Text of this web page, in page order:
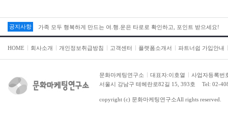
공지사항 가족 모두 행복하게 만드는 여.행.운은 타로로 확인하고, 포인트 받으세요!
HOME 회사소개 개인정보취급방침 고객센터 플랫폼소개서 파트너쉽 가입안내
문화마케팅연구소 대표자:이호열
사업자등록번
서울시 강남구 테헤란로82길 15, 393호
Tel: 02-
copyright (c) 문화마케팅연구소All rights reserved.